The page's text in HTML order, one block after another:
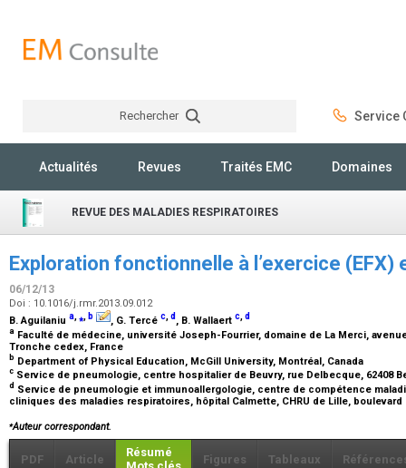
Rechercher Service
Actualités Revues Traités EMC Domaines
REVUE DES MALADIES RESPIRATOIRES
Exploration fonctionnelle à l’exercice
06/12/13
Doi : 10.1016/j.rmr.2013.09.012
B. Aguilaniu a,⁎, b , G. Tercé c,d , B. Wallaert c,d
a Faculté de médecine, université Joseph-Fourrier, domaine de La Merci,
Tronche cedex, France
b Department of Physical Education, McGill University, Montréal, Canada
c Service de pneumologie, centre hospitalier de Beuvry, rue Delbecque, 62408
d Service de pneumologie et immunoallergologie, centre de compétence
cliniques des maladies respiratoires, hôpital Calmette, CHRU de Lille, boulevard
⁎Auteur correspondant.
PDF Article
Résumé
Figures Tableaux